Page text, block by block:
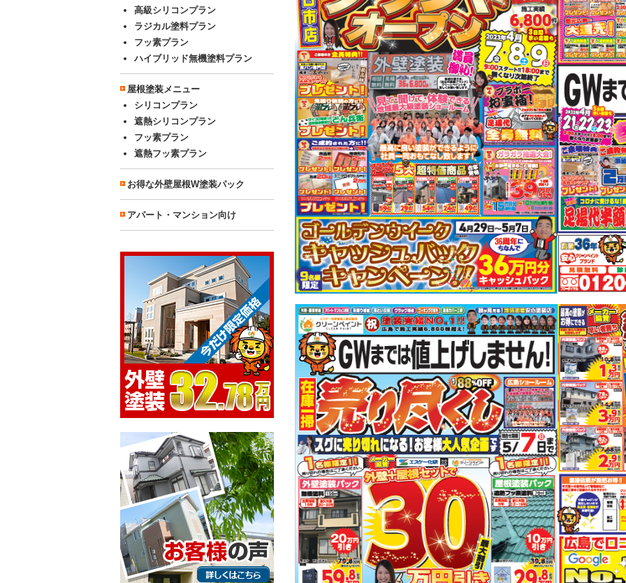
高級シリコンプラン
ラジカル塗料プラン
フッ素プラン
ハイブリッド無機塗料プラン
屋根塗装メニュー
シリコンプラン
遮熱シリコンプラン
フッ素プラン
遮熱フッ素プラン
お得な外壁屋根W塗装パック
アパート・マンション向け